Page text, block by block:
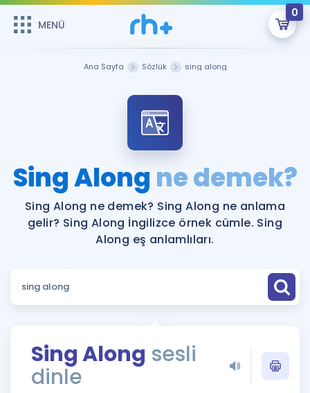
MENÜ
0
Şifremi Hatırlamıyorum
ÜYE DEĞİLİM
Sepetin Şu An Boş.
Remzi Hoca ile seni sınava hazırlayacak onlarca eğitim seni
bekliyor!
MENÜ
Katılımcı Görüşleri
Faydalı Araçlar
Sözlük
Rehberlik Aracı
ÖSYM Sınav Takvimi
Hakkımızda
Ana Sayfa Sözlük sing along
Sing Along ne demek?
Sing Along ne demek? Sing Along ne anlama
gelir? Sing Along İngilizce örnek cümle. Sing
Along eş anlamlıları.
Sing Along sesli
dinle